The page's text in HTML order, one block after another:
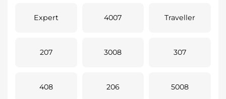
Expert 4007 Traveller
207 3008 307
408 206 5008